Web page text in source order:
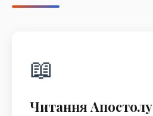
📖
Читання Апостолу